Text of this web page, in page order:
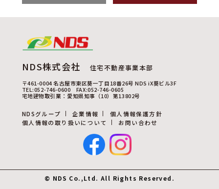
NDS株式会社 住宅不動産事業本部
〒461-0004 名古屋市東区葵一丁目18番26号 NDS iX葵ビル3F
TEL:052-746-0600 FAX:052-746-0605
宅地建物取引業：愛知県知事（10）第13802号
NDSグループ 企業情報
個人情報保護方針
個人情報の取り扱いについて
お問い合わせ
© NDS Co.,Ltd. All Rights Reserved.